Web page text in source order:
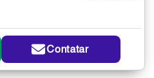
Contatar